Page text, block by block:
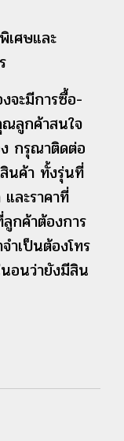
เศษและ
จะมีการซื้อ-
ลูกค้าสนใจ
กรุณาติดต่อ
นค้า ทั้งรุ่นที่
ละราคาที่
กค้าต้องการ
ำเป็นต้องโทร
อนว่ายังมีสิน